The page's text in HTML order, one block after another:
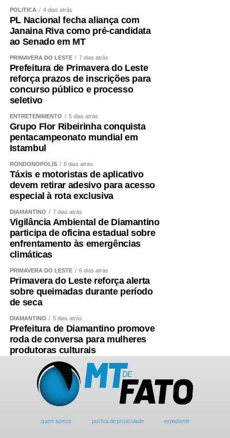
POLÍTICA 4 dias atrás
PL Nacional fecha aliança com
Janaina Riva como pré-candidata
ao Senado em MT
PRIMAVERA DO LESTE 7 dias atrás
Prefeitura de Primavera do Leste
reforça prazos de inscrições para
concurso público e processo
seletivo
ENTRETENIMENTO 5 dias atrás
Grupo Flor Ribeirinha conquista
pentacampeonato mundial em
Istambul
RONDONÓPOLIS 6 dias atrás
Táxis e motoristas de aplicativo
devem retirar adesivo para acesso
especial à rota exclusiva
DIAMANTINO 7 dias atrás
Vigilância Ambiental de Diamantino
participa de oficina estadual sobre
enfrentamento às emergências
climáticas
PRIMAVERA DO LESTE 6 dias atrás
Primavera do Leste reforça alerta
sobre queimadas durante período
de seca
DIAMANTINO 5 dias atrás
Prefeitura de Diamantino promove
roda de conversa para mulheres
produtoras culturais
quem somos política de privacidade expediente